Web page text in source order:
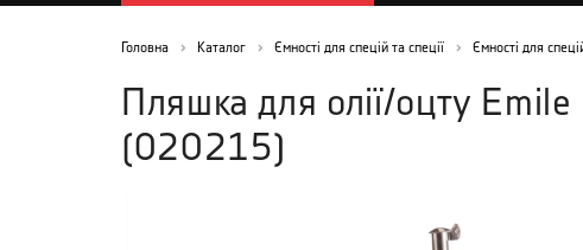
Головна Каталог Ємності для спецій та спеції Ємності для
Пляшка для олії/оцту
(020215)